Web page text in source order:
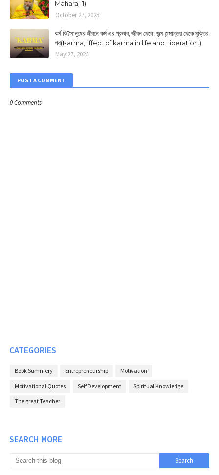
Maharaj-1)
October 27, 2025
কর্ম কি?মানুষের জীবনে কর্ম এর প্রভাব, জীবন থেকে, জন্ম জন্মান্তর থেকে মুক্তির
পথ(Karma,Effect of karma in life and Liberation.)
May 27, 2023
POST A COMMENT
0 Comments
CATEGORIES
Book Summery Entrepreneurship Motivation
Motivational Quotes Self Development Spiritual Knowledge
The great Teacher
SEARCH MORE